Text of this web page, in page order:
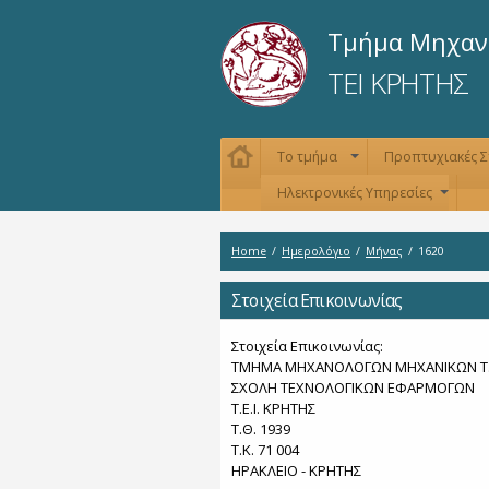
Τμήμα
ΤΕΙ ΚΡΗΤΗΣ
Το τμήμα Προπτυχιακές
Ηλεκτρονικές Υπηρεσίες
Home / Ημερολόγιο / Μήνας / 1620
Στοιχεία Επικοινωνίας
Στοιχεία Επικοινωνίας:
ΤΜΗΜΑ ΜΗΧΑΝΟΛΟΓΩΝ ΜΗΧΑΝΙΚΩΝ
ΣΧΟΛΗ ΤΕΧΝΟΛΟΓΙΚΩΝ ΕΦΑΡΜΟΓΩΝ
T.E.I. KΡΗΤΗΣ
Τ.Θ. 1939
Τ.Κ. 71 004
ΗΡΑΚΛΕΙΟ - KΡΗΤΗΣ